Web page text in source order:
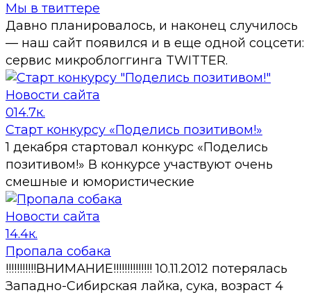
Мы в твиттере
Давно планировалось, и наконец случилось
— наш сайт появился и в еще одной соцсети:
сервис микроблоггинга TWITTER.
Новости сайта
014.7к.
Старт конкурсу «Поделись позитивом!»
1 декабря стартовал конкурс «Поделись
позитивом!» В конкурсе участвуют очень
смешные и юмористические
Новости сайта
14.4к.
Пропала собака
!!!!!!!!!!!ВНИМАНИЕ!!!!!!!!!!!!!! 10.11.2012 потерялась
Западно-Сибирская лайка, сука, возраст 4